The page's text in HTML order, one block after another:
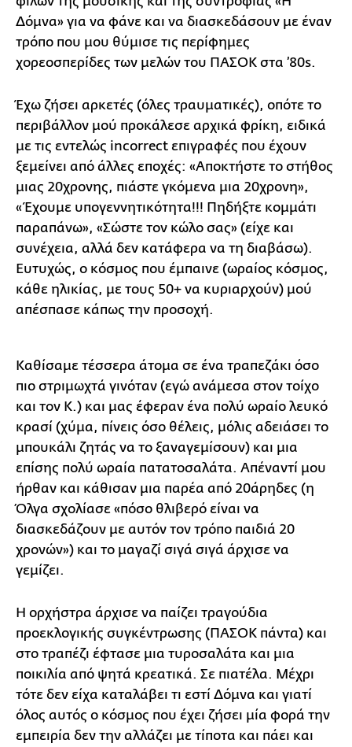
Δόμνα» για να φάνε και να διασκεδάσουν με έναν
τρόπο που μου θύμισε τις περίφημες
χορεοσπερίδες των μελών του ΠΑΣΟΚ στα ’80s.
Έχω ζήσει αρκετές (όλες τραυματικές), οπότε το
περιβάλλον μού προκάλεσε αρχικά φρίκη, ειδικά
με τις εντελώς incorrect επιγραφές που έχουν
ξεμείνει από άλλες εποχές: «Αποκτήστε το στήθος
μιας 20χρονης, πιάστε γκόμενα μια 20χρονη»,
«Έχουμε υπογεννητικότητα!!! Πηδήξτε κομμάτι
παραπάνω», «Σώστε τον κώλο σας» (είχε και
συνέχεια, αλλά δεν κατάφερα να τη διαβάσω).
Ευτυχώς, ο κόσμος που έμπαινε (ωραίος κόσμος,
κάθε ηλικίας, με τους 50+ να κυριαρχούν) μού
απέσπασε κάπως την προσοχή.
Καθίσαμε τέσσερα άτομα σε ένα τραπεζάκι όσο
πιο στριμωχτά γινόταν (εγώ ανάμεσα στον τοίχο
και τον Κ.) και μας έφεραν ένα πολύ ωραίο λευκό
κρασί (χύμα, πίνεις όσο θέλεις, μόλις αδειάσει το
μπουκάλι ζητάς να το ξαναγεμίσουν) και μια
επίσης πολύ ωραία πατατοσαλάτα. Απέναντί μου
ήρθαν και κάθισαν μια παρέα από 20άρηδες (η
Όλγα σχολίασε «πόσο θλιβερό είναι να
διασκεδάζουν με αυτόν τον τρόπο παιδιά 20
χρονών») και το μαγαζί σιγά σιγά άρχισε να
γεμίζει.
Η ορχήστρα άρχισε να παίζει τραγούδια
προεκλογικής συγκέντρωσης (ΠΑΣΟΚ πάντα) και
στο τραπέζι έφτασε μια τυροσαλάτα και μια
ποικιλία από ψητά κρεατικά. Σε πιατέλα. Μέχρι
τότε δεν είχα καταλάβει τι εστί Δόμνα και γιατί
όλος αυτός ο κόσμος που έχει ζήσει μία φορά την
εμπειρία δεν την αλλάζει με τίποτα και πάει και